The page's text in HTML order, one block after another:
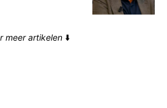
meer artikelen ⬇️